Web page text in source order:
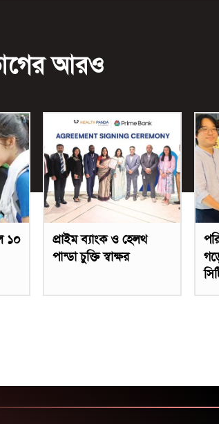
আরও
১০
প্রাইম ব্যাংক ও হেলথ
পান্ডা চুক্তি স্বাক্ষর